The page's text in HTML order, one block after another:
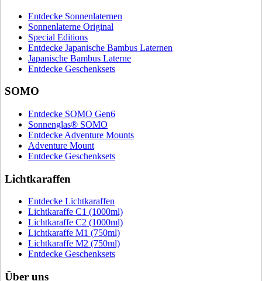
Entdecke Sonnenlaternen
Sonnenlaterne Original
Special Editions
Entdecke Japanische Bambus Laternen
Japanische Bambus Laterne
Entdecke Geschenksets
SOMO
Entdecke SOMO Gen6
Sonnenglas® SOMO
Entdecke Adventure Mounts
Adventure Mount
Entdecke Geschenksets
Lichtkaraffen
Entdecke Lichtkaraffen
Lichtkaraffe C1 (1000ml)
Lichtkaraffe C2 (1000ml)
Lichtkaraffe M1 (750ml)
Lichtkaraffe M2 (750ml)
Entdecke Geschenksets
Über uns